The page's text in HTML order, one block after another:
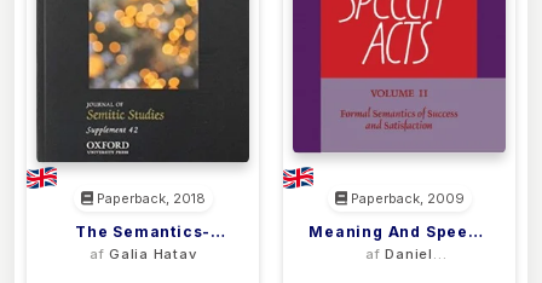
Paperback, 2018
The Semantics-
Pragmatics Interface
af Galia Hatav
Paperback, 2009
Meaning And Speech
Acts: Volume 2,
afDaniel